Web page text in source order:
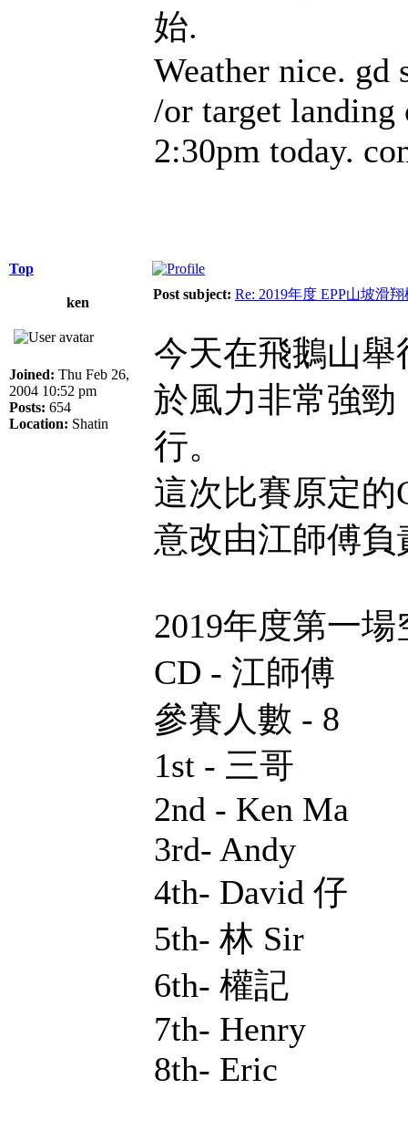
始.
Weather nice. gd
/or target
2:30pm today.
Top
ken
Post subject: Re: 2019年度 EPP山坡滑
Joined: Thu Feb 26,
2004 10:52 pm
Posts: 654
Location: Shatin
今天在飛鵝山
於風力非常強
行。
這次比賽原定
意改由江師傅
2019年度第一
CD - 江師傅
參賽人數 - 8
1st - 三哥
2nd - Ken Ma
3rd- Andy
4th- David 仔
5th- 林 Sir
6th- 權記
7th- Henry
8th- Eric